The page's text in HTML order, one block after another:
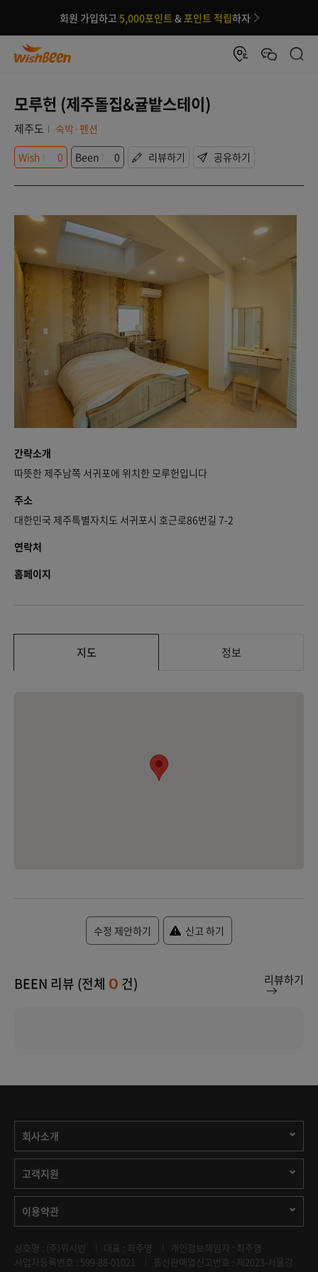
회원 가입하고 5,000포인트 &포인트 적립하자
모루헌 (제주돌집&귤밭스테이)
제주도
숙박·펜션
Wish
0 Been 0 리뷰하기 공유하기
간략소개
따뜻한 제주남쪽 서귀포에 위치한 모루헌입니다
주소
대한민국 제주특별자치도 서귀포시 호근로86번길 7-2
연락처
홈페이지
지도 정보
수정 제안하기 신고 하기
BEEN 리뷰 (전체 0 건) 리뷰하기
회사소개
고객지원
이용약관
상호명 : (주)위시빈 대표 : 최주영
개인정보책임자 : 최주영
사업자등록번호 : 599-88-01021
통신판매업신고번호 : 제2023-서울강